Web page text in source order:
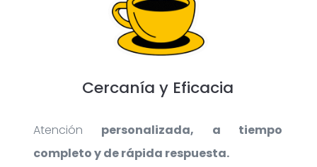
Cercanía y Eficacia
Atención personalizada, a tiempo
completo y de rápida respuesta.